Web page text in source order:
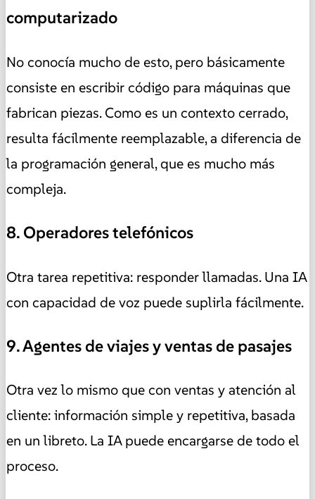
computarizado
No conocía mucho de esto, pero básicamente
consiste en escribir código para máquinas que
fabrican piezas. Como es un contexto cerrado,
resulta fácilmente reemplazable, a diferencia de
la programación general, que es mucho más
compleja.
8. Operadores telefónicos
Otra tarea repetitiva: responder llamadas. Una IA
con capacidad de voz puede suplirla fácilmente.
9. Agentes de viajes y ventas de pasajes
Otra vez lo mismo que con ventas y atención al
cliente: información simple y repetitiva, basada
en un libreto. La IA puede encargarse de todo el
proceso.